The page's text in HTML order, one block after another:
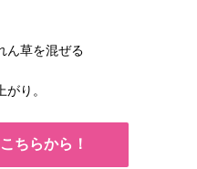
ん草を混ぜる
り。
ちらから！